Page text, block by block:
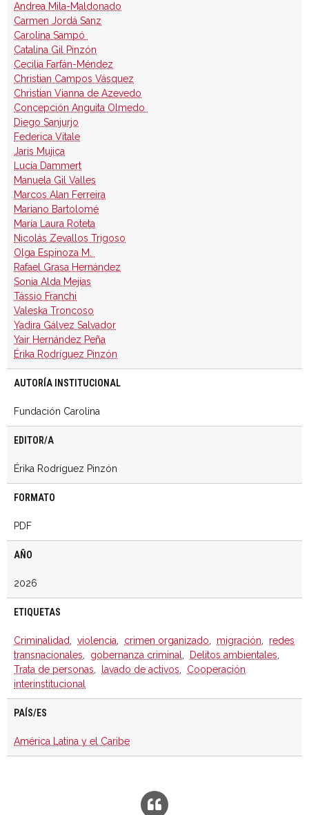
Andrea Mila-Maldonado
Carmen Jordá Sanz
Carolina Sampó
Catalina Gil Pinzón
Cecilia Farfán-Méndez
Christian Campos Vásquez
Christian Vianna de Azevedo
Concepción Anguita Olmedo
Diego Sanjurjo
Federica Vitale
Jaris Mujica
Lucía Dammert
Manuela Gil Valles
Marcos Alan Ferreira
Mariano Bartolomé
María Laura Roteta
Nicolás Zevallos Trigoso
Olga Espinoza M.
Rafael Grasa Hernández
Sonia Alda Mejías
Tássio Franchi
Valeska Troncoso
Yadira Gálvez Salvador
Yair Hernández Peña
Érika Rodríguez Pinzón
AUTORÍA INSTITUCIONAL
Fundación Carolina
EDITOR/A
Érika Rodríguez Pinzón
FORMATO
PDF
AÑO
2026
ETIQUETAS
Criminalidad, violencia, crimen organizado, migración, redes
transnacionales, gobernanza criminal, Delitos ambientales,
Trata de personas, lavado de activos, Cooperación
interinstitucional
PAÍS/ES
América Latina y el Caribe